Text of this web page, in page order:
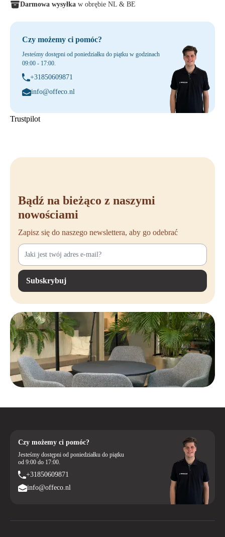
Darmowa wysyłka w obrębie NL & BE
Czy możemy ci pomóc?
Jesteśmy dostępni od poniedziałku do piątku w godzinach
09:00 - 17:00.
+31850609871
info@offeco.nl
Trustpilot
Bądź na bieżąco z naszymi
nowościami
Zapisz się do naszego newslettera, aby go odebrać
Subskrybuj
Czy możemy ci pomóc?
Jesteśmy dostępni od poniedziałku do piątku
od 9:00 do 17:00.
+31850609871
info@offeco.nl